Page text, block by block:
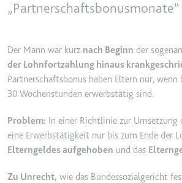
Der Mann war kurz nach Beginn der
der Lohnfortzahlung hinaus
Partnerschaftsbonus haben Eltern nur,
30 Wochenstunden erwerbstätig sind.
Problem: In einer Richtlinie zur Umsetzung
eine Erwerbstätigkeit nur bis zum Ende der
Elterngeldes aufgehoben und das
Zu Unrecht, wie das Bundessozialgericht